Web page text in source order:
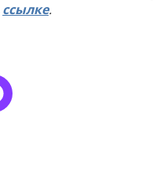
ссылке.